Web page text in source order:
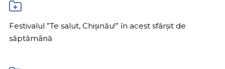
Festivalul ”Te salut, Chișinău!” în acest sfârșit de
săptămână